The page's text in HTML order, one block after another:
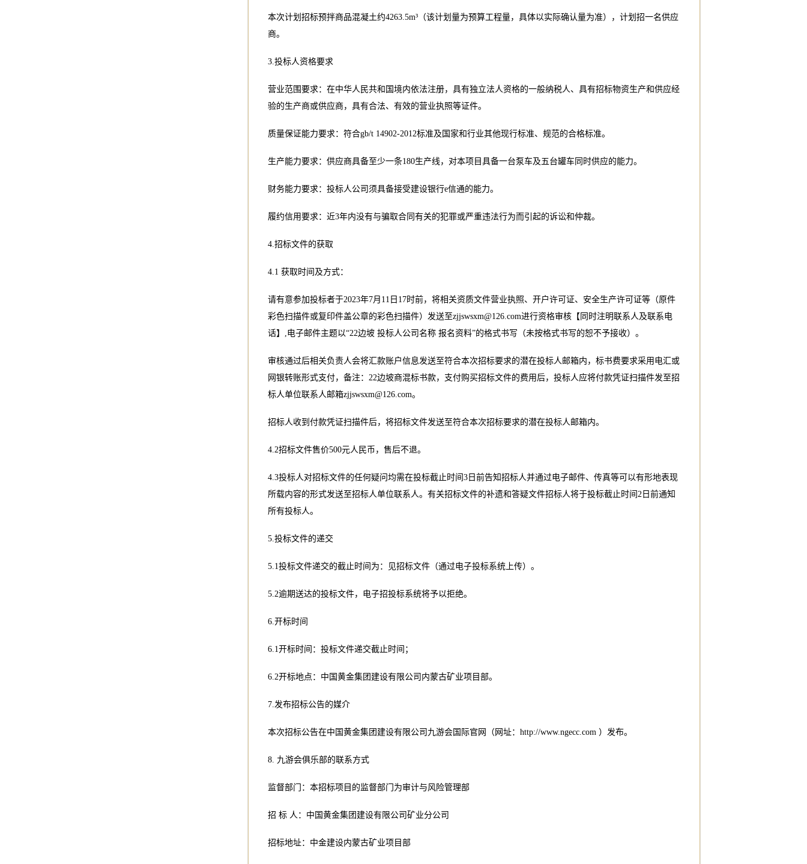
本次计划招标预拌商品混凝土约4263.5m³（该计划量为预算工程量，具体以实际确认量为准），计划招一名供应
商。
3.投标人资格要求
营业范围要求：在中华人民共和国境内依法注册，具有独立法人资格的一般纳税人、具有招标物资生产和供应经
验的生产商或供应商，具有合法、有效的营业执照等证件。
质量保证能力要求：符合gb/t 14902-2012标准及国家和行业其他现行标准、规范的合格标准。
生产能力要求：供应商具备至少一条180生产线，对本项目具备一台泵车及五台罐车同时供应的能力。
财务能力要求：投标人公司须具备接受建设银行e信通的能力。
履约信用要求：近3年内没有与骗取合同有关的犯罪或严重违法行为而引起的诉讼和仲裁。
4.招标文件的获取
4.1 获取时间及方式：
请有意参加投标者于2023年7月11日17时前，将相关资质文件营业执照、开户许可证、安全生产许可证等（原件
彩色扫描件或复印件盖公章的彩色扫描件）发送至zjjswsxm@126.com进行资格审核【同时注明联系人及联系电
话】,电子邮件主题以“22边坡 投标人公司名称 报名资料”的格式书写（未按格式书写的恕不予接收）。
审核通过后相关负责人会将汇款账户信息发送至符合本次招标要求的潜在投标人邮箱内，标书费要求采用电汇或
网银转账形式支付，备注：22边坡商混标书款，支付购买招标文件的费用后，投标人应将付款凭证扫描件发至招
标人单位联系人邮箱zjjswsxm@126.com。
招标人收到付款凭证扫描件后，将招标文件发送至符合本次招标要求的潜在投标人邮箱内。
4.2招标文件售价500元人民币，售后不退。
4.3投标人对招标文件的任何疑问均需在投标截止时间3日前告知招标人并通过电子邮件、传真等可以有形地表现
所载内容的形式发送至招标人单位联系人。有关招标文件的补遗和答疑文件招标人将于投标截止时间2日前通知
所有投标人。
5.投标文件的递交
5.1投标文件递交的截止时间为：见招标文件（通过电子投标系统上传）。
5.2逾期送达的投标文件，电子招投标系统将予以拒绝。
6.开标时间
6.1开标时间：投标文件递交截止时间；
6.2开标地点：中国黄金集团建设有限公司内蒙古矿业项目部。
7.发布招标公告的媒介
本次招标公告在中国黄金集团建设有限公司九游会国际官网（网址：http://www.ngecc.com ）发布。
8. 九游会俱乐部的联系方式
监督部门：本招标项目的监督部门为审计与风险管理部
招 标 人：中国黄金集团建设有限公司矿业分公司
招标地址：中金建设内蒙古矿业项目部